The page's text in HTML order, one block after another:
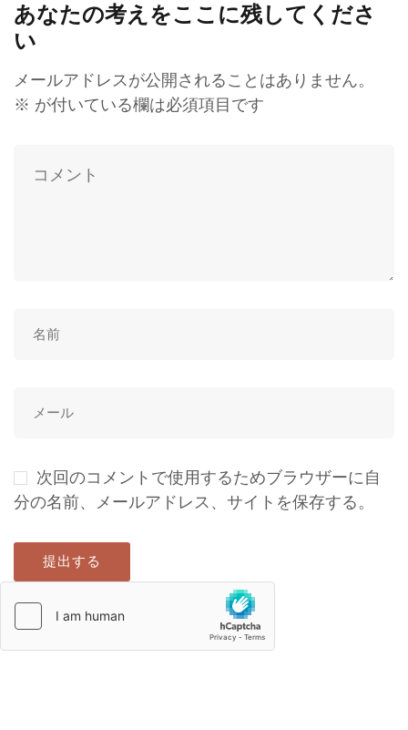
あなたの考えをここに残してくださ
い
メールアドレスが公開されることはありません。
※ が付いている欄は必須項目です
次回のコメントで使用するためブラウザーに自
分の名前、メールアドレス、サイトを保存する。